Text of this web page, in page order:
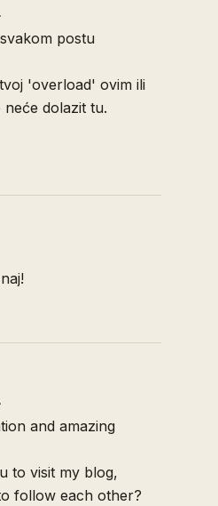
postu
'overload' ovim ili
dolazit tu.
and amazing
to visit my blog,
follow each other?